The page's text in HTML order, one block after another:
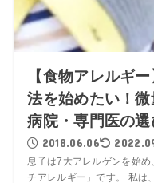
【食物アレルギ
法を始めたい！微
病院・専門医の選
2018.06.06
息子は7大アレルゲンを始
チアレルギー」です。 私は